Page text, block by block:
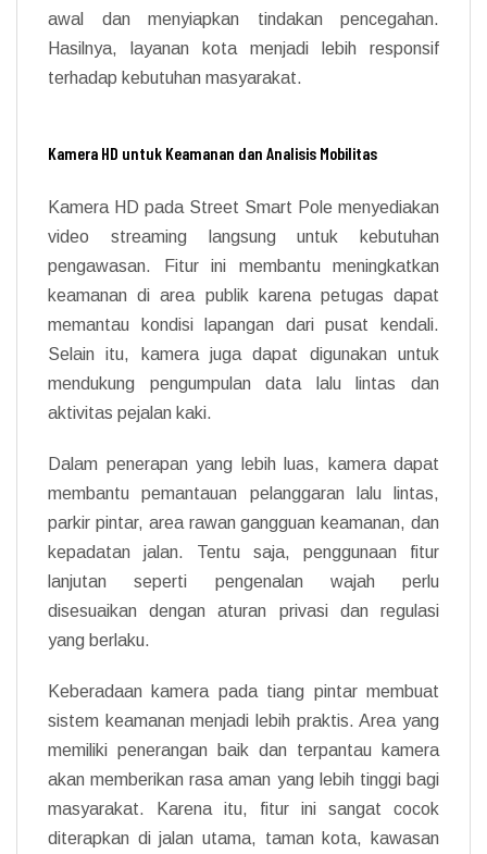
awal dan menyiapkan tindakan pencegahan.
Hasilnya, layanan kota menjadi lebih responsif
terhadap kebutuhan masyarakat.
Kamera HD untuk Keamanan dan Analisis Mobilitas
Kamera HD pada Street Smart Pole menyediakan
video streaming langsung untuk kebutuhan
pengawasan. Fitur ini membantu meningkatkan
keamanan di area publik karena petugas dapat
memantau kondisi lapangan dari pusat kendali.
Selain itu, kamera juga dapat digunakan untuk
mendukung pengumpulan data lalu lintas dan
aktivitas pejalan kaki.
Dalam penerapan yang lebih luas, kamera dapat
membantu pemantauan pelanggaran lalu lintas,
parkir pintar, area rawan gangguan keamanan, dan
kepadatan jalan. Tentu saja, penggunaan fitur
lanjutan seperti pengenalan wajah perlu
disesuaikan dengan aturan privasi dan regulasi
yang berlaku.
Keberadaan kamera pada tiang pintar membuat
sistem keamanan menjadi lebih praktis. Area yang
memiliki penerangan baik dan terpantau kamera
akan memberikan rasa aman yang lebih tinggi bagi
masyarakat. Karena itu, fitur ini sangat cocok
diterapkan di jalan utama, taman kota, kawasan